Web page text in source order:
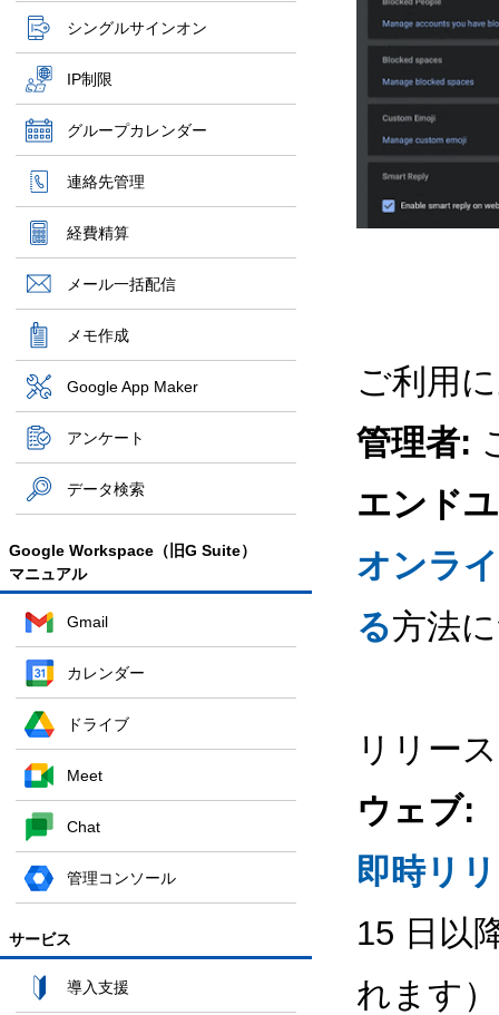
シングルサインオン
IP制限
グループカレンダー
連絡先管理
経費精算
メール一括配信
メモ作成
Google App Maker
アンケート
データ検索
Google Workspace（旧G Suite）
マニュアル
Gmail
カレンダー
ドライブ
Meet
Chat
管理コンソール
サービス
導入支援
ご利用
管理者:
エンド
オンラ
る方法
リリー
ウェブ:
即時リ
15 日以
れます）